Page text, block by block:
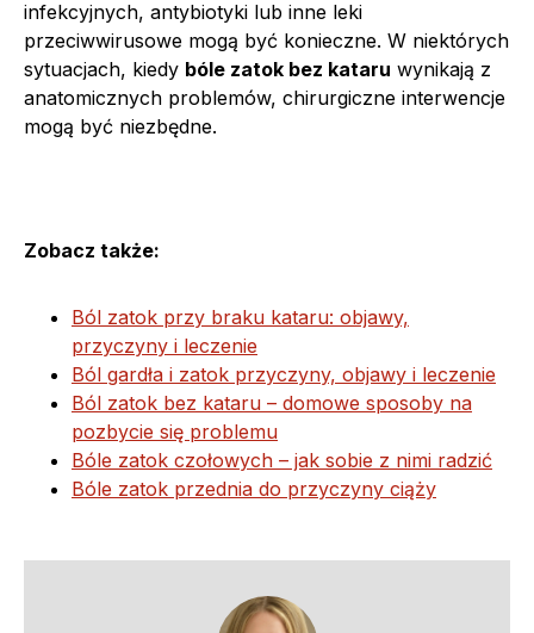
infekcyjnych, antybiotyki lub inne leki
przeciwwirusowe mogą być konieczne. W niektórych
sytuacjach, kiedy bóle zatok bez kataru wynikają z
anatomicznych problemów, chirurgiczne interwencje
mogą być niezbędne.
Zobacz także:
Ból zatok przy braku kataru: objawy,
przyczyny i leczenie
Ból gardła i zatok przyczyny, objawy i leczenie
Ból zatok bez kataru – domowe sposoby na
pozbycie się problemu
Bóle zatok czołowych – jak sobie z nimi radzić
Bóle zatok przednia do przyczyny ciąży